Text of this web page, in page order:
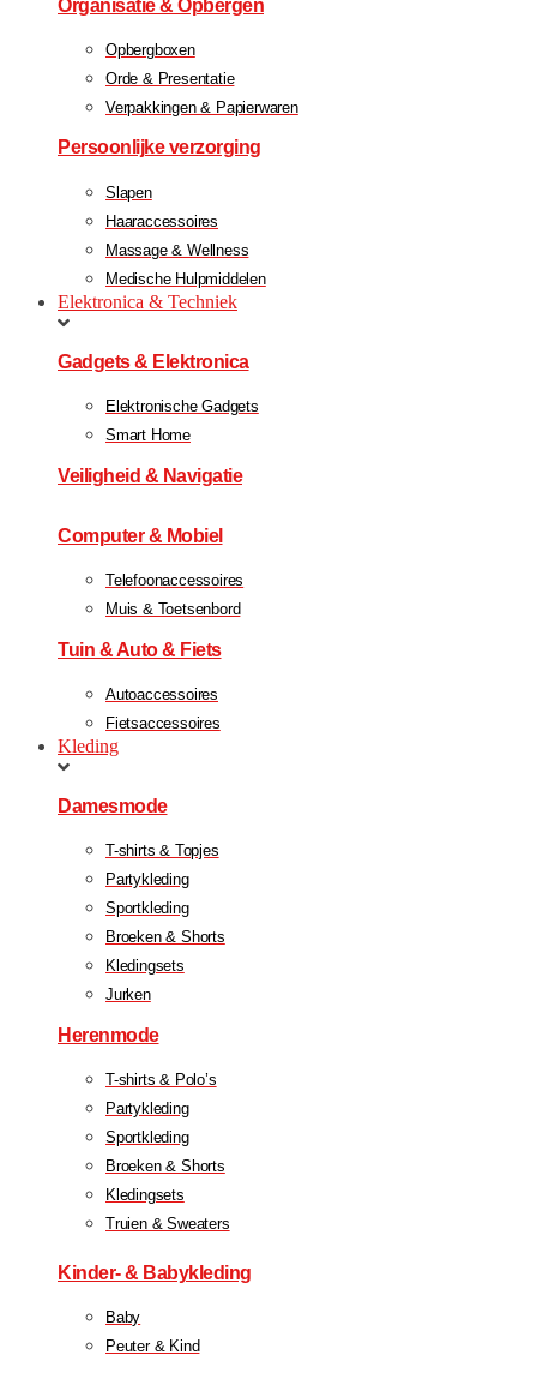
Organisatie & Opbergen
Opbergboxen
Orde & Presentatie
Verpakkingen & Papierwaren
Persoonlijke verzorging
Slapen
Haaraccessoires
Massage & Wellness
Medische Hulpmiddelen
Elektronica & Techniek
Gadgets & Elektronica
Elektronische Gadgets
Smart Home
Veiligheid & Navigatie
Computer & Mobiel
Telefoonaccessoires
Muis & Toetsenbord
Tuin & Auto & Fiets
Autoaccessoires
Fietsaccessoires
Kleding
Damesmode
T-shirts & Topjes
Partykleding
Sportkleding
Broeken & Shorts
Kledingsets
Jurken
Herenmode
T-shirts & Polo’s
Partykleding
Sportkleding
Broeken & Shorts
Kledingsets
Truien & Sweaters
Kinder- & Babykleding
Baby
Peuter & Kind